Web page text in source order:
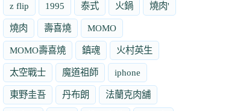
z flip 1995 泰式 火鍋 燒肉'
燒肉 壽喜燒 MOMO
MOMO壽喜燒 鎮魂 火村英生
太空戰士 魔道祖師 iphone
東野圭吾 丹布朗 法蘭克肉舖